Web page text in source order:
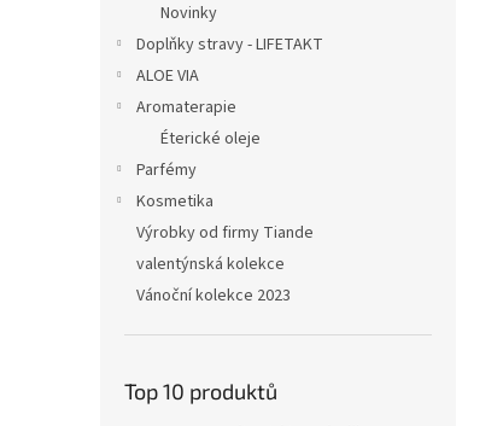
Novinky
Doplňky stravy - LIFETAKT
ALOE VIA
Aromaterapie
Éterické oleje
Parfémy
Kosmetika
Výrobky od firmy Tiande
valentýnská kolekce
Vánoční kolekce 2023
Top 10 produktů